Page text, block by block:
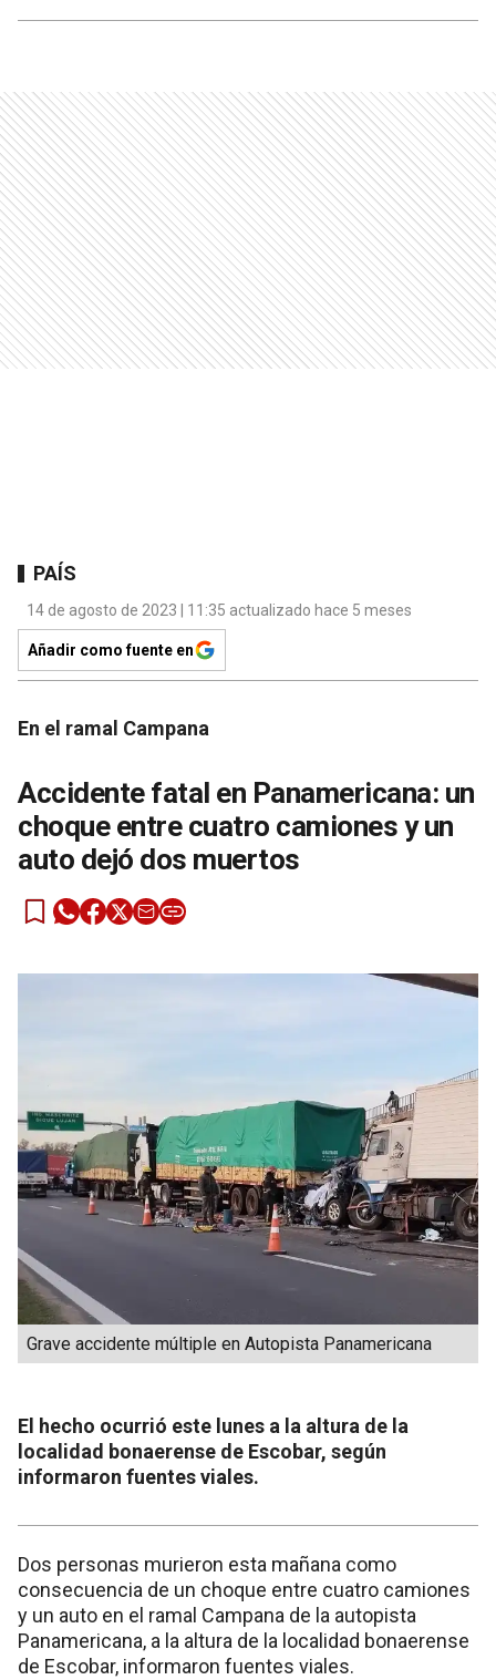
PAÍS
14 de agosto de 2023 | 11:35 actualizado hace 5 meses
Añadir como fuente en
En el ramal Campana
Accidente fatal en Panamericana: un
choque entre cuatro camiones y un
auto dejó dos muertos
Grave accidente múltiple en Autopista Panamericana
El hecho ocurrió este lunes a la altura de la
localidad bonaerense de Escobar, según
informaron fuentes viales.
Dos personas murieron esta mañana como
consecuencia de un choque entre cuatro camiones
y un auto en el ramal Campana de la autopista
Panamericana, a la altura de la localidad bonaerense
de Escobar, informaron fuentes viales.